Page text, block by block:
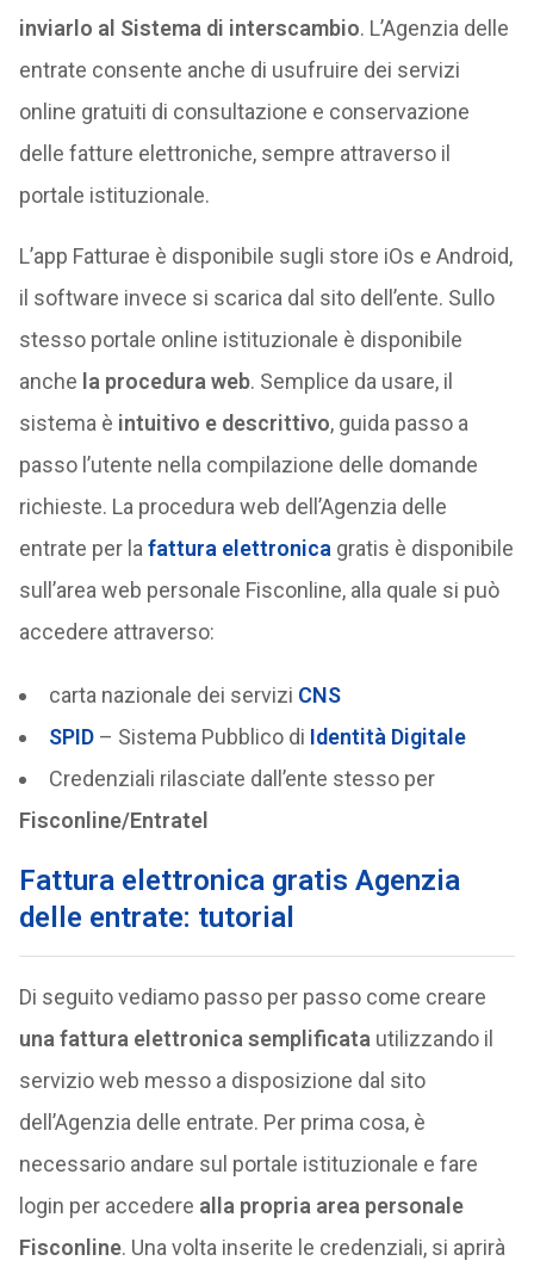
inviarlo al Sistema di interscambio. L’Agenzia delle
entrate consente anche di usufruire dei servizi
online gratuiti di consultazione e conservazione
delle fatture elettroniche, sempre attraverso il
portale istituzionale.
L’app Fatturae è disponibile sugli store iOs e Android,
il software invece si scarica dal sito dell’ente. Sullo
stesso portale online istituzionale è disponibile
anche la procedura web. Semplice da usare, il
sistema è intuitivo e descrittivo, guida passo a
passo l’utente nella compilazione delle domande
richieste. La procedura web dell’Agenzia delle
entrate per la fattura elettronica gratis è disponibile
sull’area web personale Fisconline, alla quale si può
accedere attraverso:
carta nazionale dei servizi CNS
SPID– Sistema Pubblico di Identità Digitale
Credenziali rilasciate dall’ente stesso per
Fisconline/Entratel
Fattura elettronica gratis Agenzia
delle entrate: tutorial
Di seguito vediamo passo per passo come creare
una fattura elettronica semplificata utilizzando il
servizio web messo a disposizione dal sito
dell’Agenzia delle entrate. Per prima cosa, è
necessario andare sul portale istituzionale e fare
login per accedere alla propria area personale
Fisconline. Una volta inserite le credenziali, si aprirà